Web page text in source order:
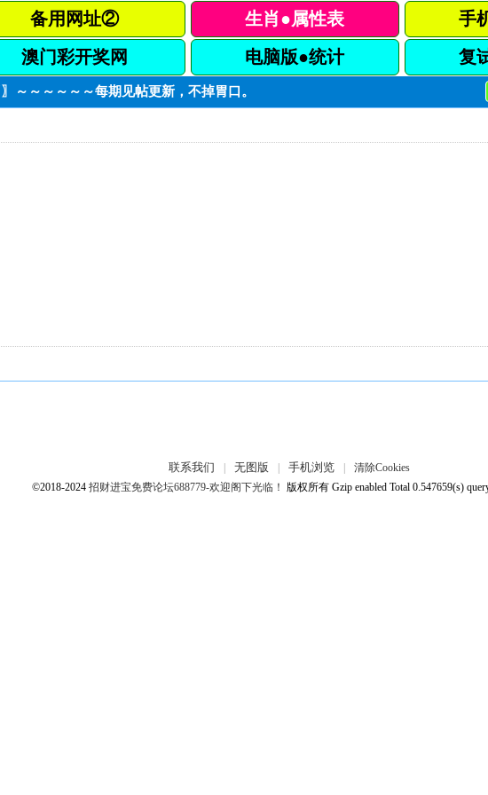
备用网址② 生肖●属性表 手
澳门彩开奖网 电脑版●统计 复
～～～～～～每期见帖更新，不掉胃口。
联系我们 无图版 手机浏览
清除Cookies
©2018-2024 招财进宝免费论坛688779-欢迎阁下光临！ 版权所有 Gzip enabled Total 0.547659(s)